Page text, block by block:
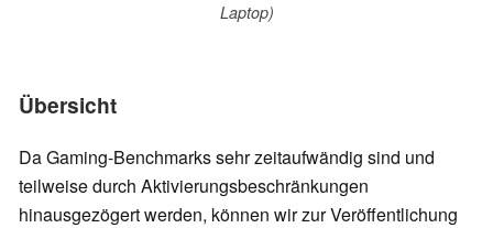
Laptop)
Übersicht
Da Gaming-Benchmarks sehr zeitaufwändig sind und
teilweise durch Aktivierungsbeschränkungen
hinausgezögert werden, können wir zur Veröffentlichung